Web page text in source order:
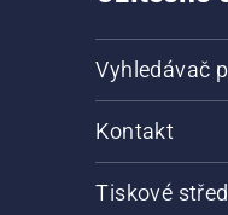
Vyhledávač
Kontakt
Tiskové